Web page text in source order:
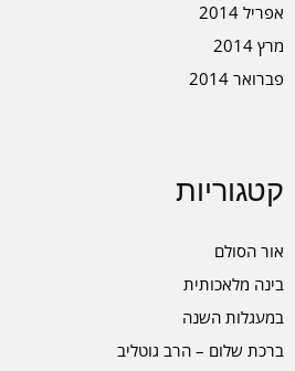
אפריל 2014
מרץ 2014
פברואר 2014
קטגוריות
אור הסולם
בינה מלאכותית
במעגלות השנה
ברכת שלום – הרב גוטליב